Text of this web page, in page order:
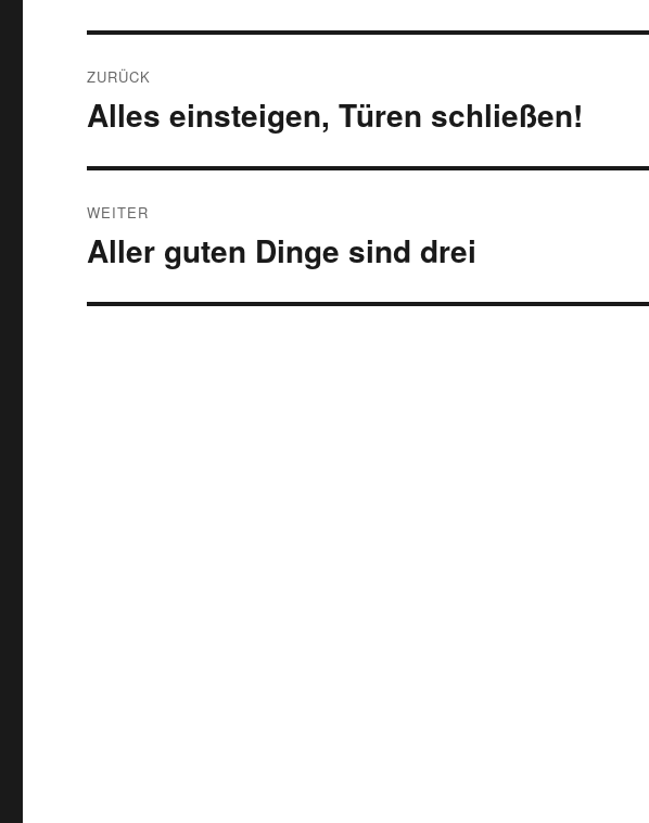
ZURÜCK
Vorheriger
Alles einsteigen, Türen schließen!
WEITER
Nächster
Aller guten Dinge sind drei